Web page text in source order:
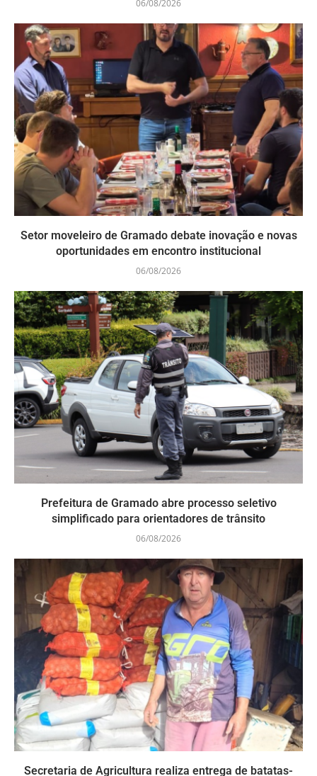
06/08/2026
Setor moveleiro de Gramado debate inovação e novas
oportunidades em encontro institucional
06/08/2026
Prefeitura de Gramado abre processo seletivo
simplificado para orientadores de trânsito
06/08/2026
Secretaria de Agricultura realiza entrega de batatas-